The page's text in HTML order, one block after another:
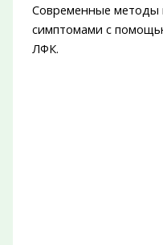
Современные методы
симптомами с
ЛФК.